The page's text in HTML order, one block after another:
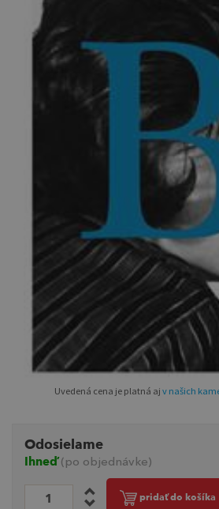
Uvedená cena je platná aj v našich
Odosielame
Ihneď(po objednávke)
pridať do košíka